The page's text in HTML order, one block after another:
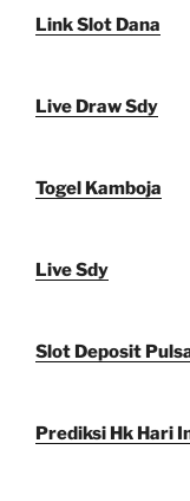
Link Slot Dana
Live Draw Sdy
Togel Kamboja
Live Sdy
Slot Deposit
Prediksi Hk Hari